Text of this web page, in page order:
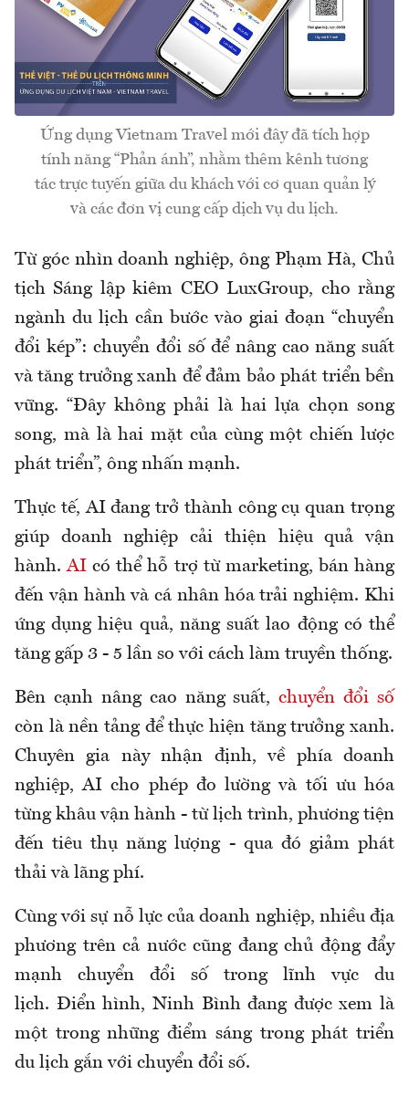
Ứng dụng Vietnam Travel mới đây đã tích hợp
tính năng “Phản ánh”, nhằm thêm kênh tương
tác trực tuyến giữa du khách với cơ quan quản lý
và các đơn vị cung cấp dịch vụ du lịch.
Từ góc nhìn doanh nghiệp, ông Phạm Hà, Chủ
tịch Sáng lập kiêm CEO LuxGroup, cho rằng
ngành du lịch cần bước vào giai đoạn “chuyển
đổi kép”: chuyển đổi số để nâng cao năng suất
và tăng trưởng xanh để đảm bảo phát triển bền
vững. “Đây không phải là hai lựa chọn song
song, mà là hai mặt của cùng một chiến lược
phát triển”, ông nhấn mạnh.
Thực tế, AI đang trở thành công cụ quan trọng
giúp doanh nghiệp cải thiện hiệu quả vận
hành.AI có thể hỗ trợ từ marketing, bán hàng
đến vận hành và cá nhân hóa trải nghiệm. Khi
ứng dụng hiệu quả, năng suất lao động có thể
tăng gấp 3 - 5 lần so với cách làm truyền thống.
Bên cạnh nâng cao năng suất,chuyển đổi số
còn là nền tảng để thực hiện tăng trưởng xanh.
Chuyên gia này nhận định, về phía doanh
nghiệp, AI cho phép đo lường và tối ưu hóa
từng khâu vận hành - từ lịch trình, phương tiện
đến tiêu thụ năng lượng - qua đó giảm phát
thải và lãng phí.
Cùng với sự nỗ lực của doanh nghiệp, nhiều địa
phương trên cả nước cũng đang chủ động đẩy
mạnh chuyển đổi số trong lĩnh vực du
lịch. Điển hình, Ninh Bình đang được xem là
một trong những điểm sáng trong phát triển
du lịch gắn với chuyển đổi số.